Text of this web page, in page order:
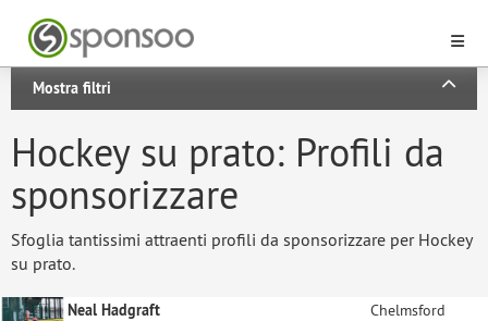
Mostra filtri
Hockey su prato: Profili da
sponsorizzare
Sfoglia tantissimi attraenti profili da sponsorizzare per Hockey
su prato.
Neal Hadgraft Chelmsford